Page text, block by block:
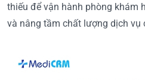
thiếu để vận hành phòng khám
và nâng tầm chất lượng dịch vụ